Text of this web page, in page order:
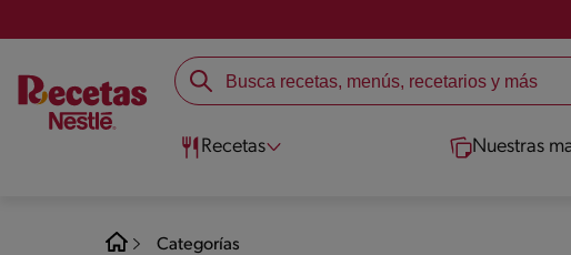
Recetas Nuestras
Categorías